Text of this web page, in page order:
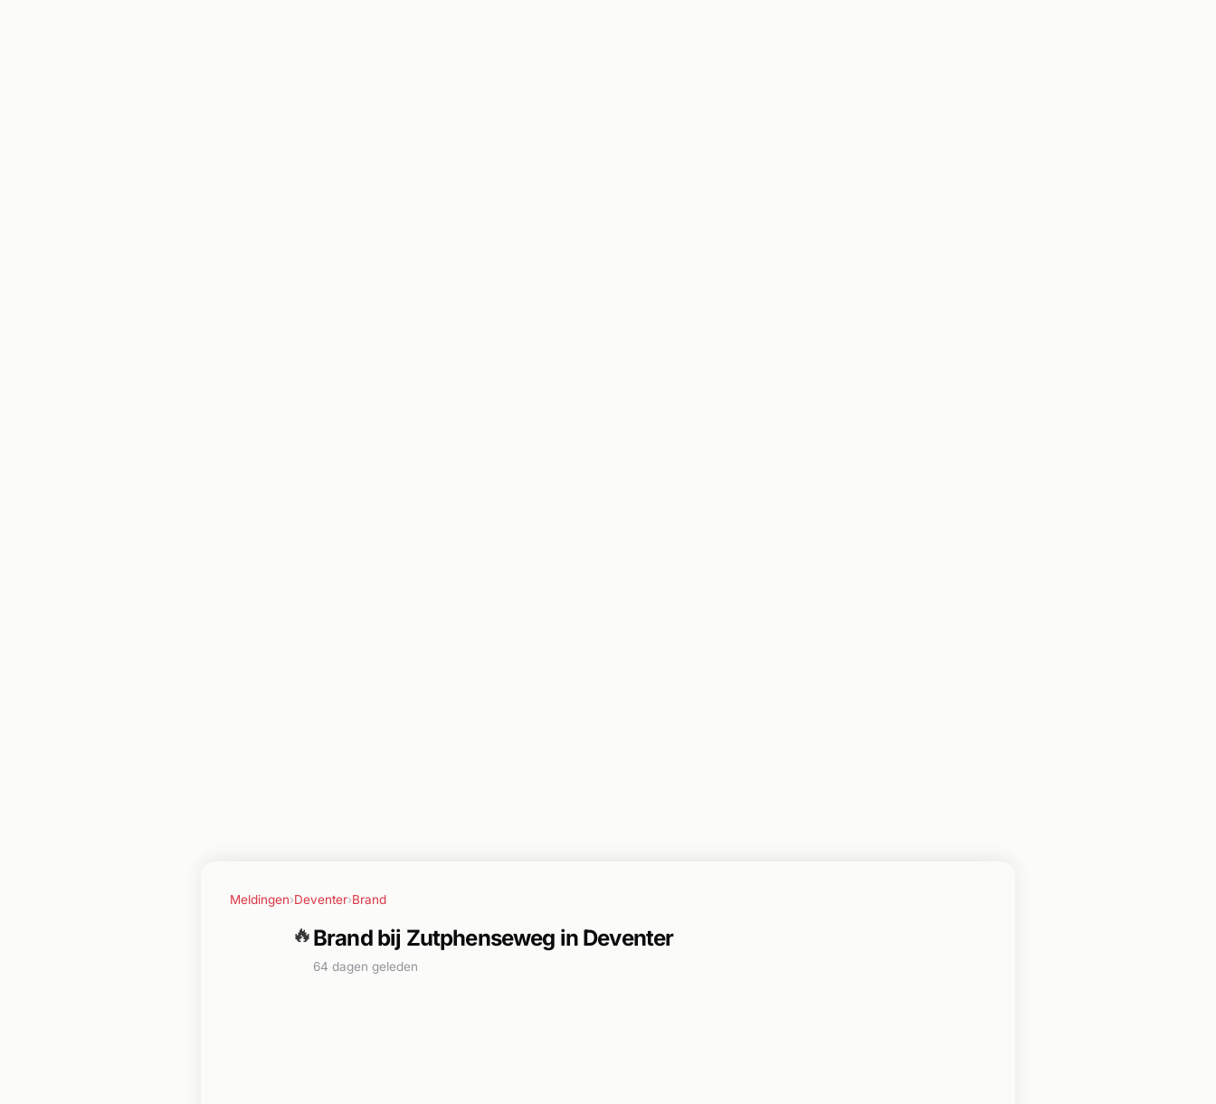
Meldingen›Deventer›Brand
🔥Brand bij Zutphenseweg in Deventer
64 dagen geleden